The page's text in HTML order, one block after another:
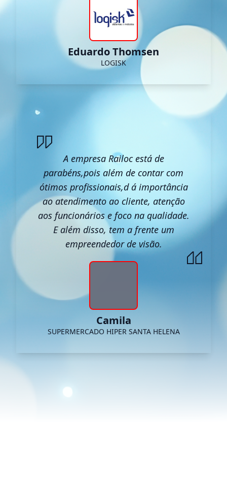
Eduardo Thomsen
LOGISK
A empresa Railoc está de
parabéns,pois além de contar com
ótimos profissionais,d á importância
ao atendimento ao cliente, atenção
aos funcionários e foco na qualidade.
E além disso, tem a frente um
empreendedor de visão.
Camila
SUPERMERCADO HIPER SANTA HELENA